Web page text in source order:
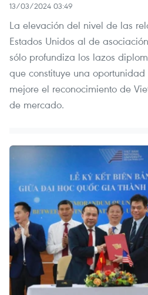
13/03/2024 03:49
La elevación del nivel de las
Estados Unidos al de
sólo profundiza los lazos
que constituye una
mejore el reconocimiento de
de mercado.